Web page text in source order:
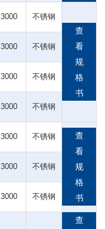
3000 不锈钢
查
看
规
格
书
3000 不锈钢
3000 不锈钢
3000 不锈钢
3000 不锈钢
查
看
规
格
书
3000 不锈钢
3000 不锈钢
查